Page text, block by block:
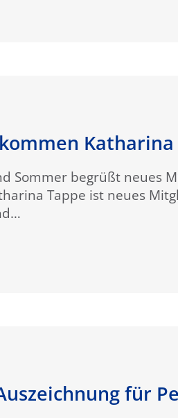
Katharina
Sommer begrüßt neues
Tappe ist neues
für